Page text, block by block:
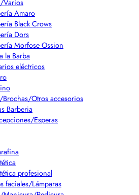
Varios
Amaro
Black Crows
Dors
Morfose Ossion
la Barba
eléctricos
Otros accesorios
Barberia
Esperas
profesional
faciales/Lámparas